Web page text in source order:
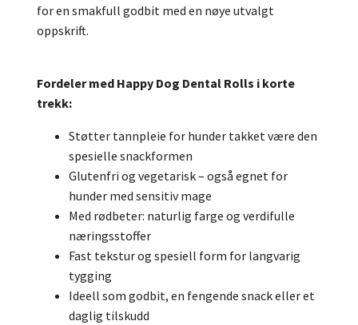
for en smakfull godbit med en nøye utvalgt
oppskrift.
Fordeler med Happy Dog Dental Rolls i korte
trekk:
Støtter tannpleie for hunder takket være den
spesielle snackformen
Glutenfri og vegetarisk – også egnet for
hunder med sensitiv mage
Med rødbeter: naturlig farge og verdifulle
næringsstoffer
Fast tekstur og spesiell form for langvarig
tygging
Ideell som godbit, en fengende snack eller et
daglig tilskudd